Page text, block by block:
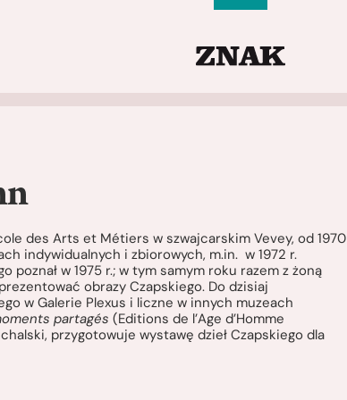
des Arts et Métiers w szwajcarskim Vevey, od 1970
indywidualnych i zbiorowych, m.in. w 1972 r.
poznał w 1975 r.; w tym samym roku razem z żoną
obrazy Czapskiego. Do dzisiaj
w Galerie Plexus i liczne w innych muzeach
partagés (Editions de l’Age d’Homme
przygotowuje wystawę dzieł Czapskiego dla